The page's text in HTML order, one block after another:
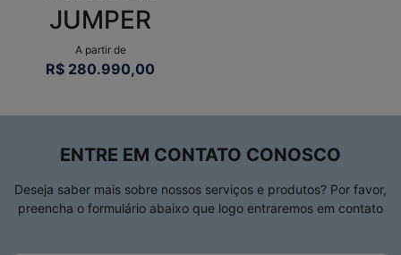
PÓS-VENDAS
De segunda a sexta, das 8h às 18h.
Sábado das, 8h às 14h.
Mais informações sobre essa loja